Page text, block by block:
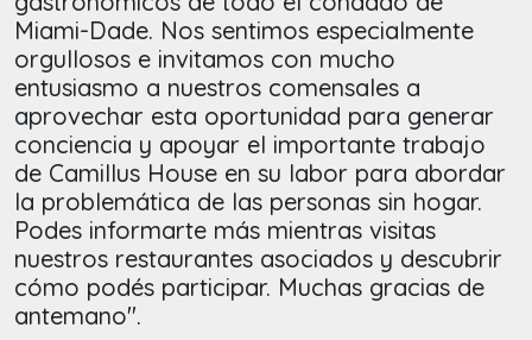
Miami-Dade. Nos sentimos especialmente
orgullosos e invitamos con mucho
entusiasmo a nuestros comensales a
aprovechar esta oportunidad para generar
conciencia y apoyar el importante trabajo
de Camillus House en su labor para abordar
la problemática de las personas sin hogar.
Podes informarte más mientras visitas
nuestros restaurantes asociados y descubrir
cómo podés participar. Muchas gracias de
antemano".